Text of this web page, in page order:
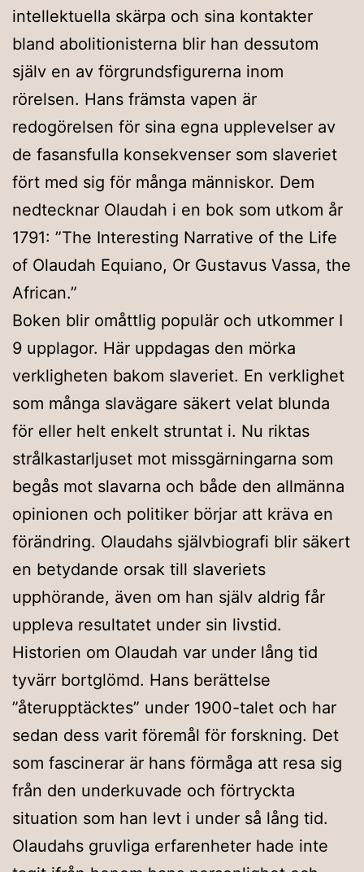
intellektuella skärpa och sina kontakter
bland abolitionisterna blir han dessutom
själv en av förgrundsfigurerna inom
rörelsen. Hans främsta vapen är
redogörelsen för sina egna upplevelser av
de fasansfulla konsekvenser som slaveriet
fört med sig för många människor. Dem
nedtecknar Olaudah i en bok som utkom år
1791: ”The Interesting Narrative of the Life
of Olaudah Equiano, Or Gustavus Vassa, the
African.”
Boken blir omåttlig populär och utkommer I
9 upplagor. Här uppdagas den mörka
verkligheten bakom slaveriet. En verklighet
som många slavägare säkert velat blunda
för eller helt enkelt struntat i. Nu riktas
strålkastarljuset mot missgärningarna som
begås mot slavarna och både den allmänna
opinionen och politiker börjar att kräva en
förändring. Olaudahs självbiografi blir säkert
en betydande orsak till slaveriets
upphörande, även om han själv aldrig får
uppleva resultatet under sin livstid.
Historien om Olaudah var under lång tid
tyvärr bortglömd. Hans berättelse
”återupptäcktes” under 1900-talet och har
sedan dess varit föremål för forskning. Det
som fascinerar är hans förmåga att resa sig
från den underkuvade och förtryckta
situation som han levt i under så lång tid.
Olaudahs gruvliga erfarenheter hade inte